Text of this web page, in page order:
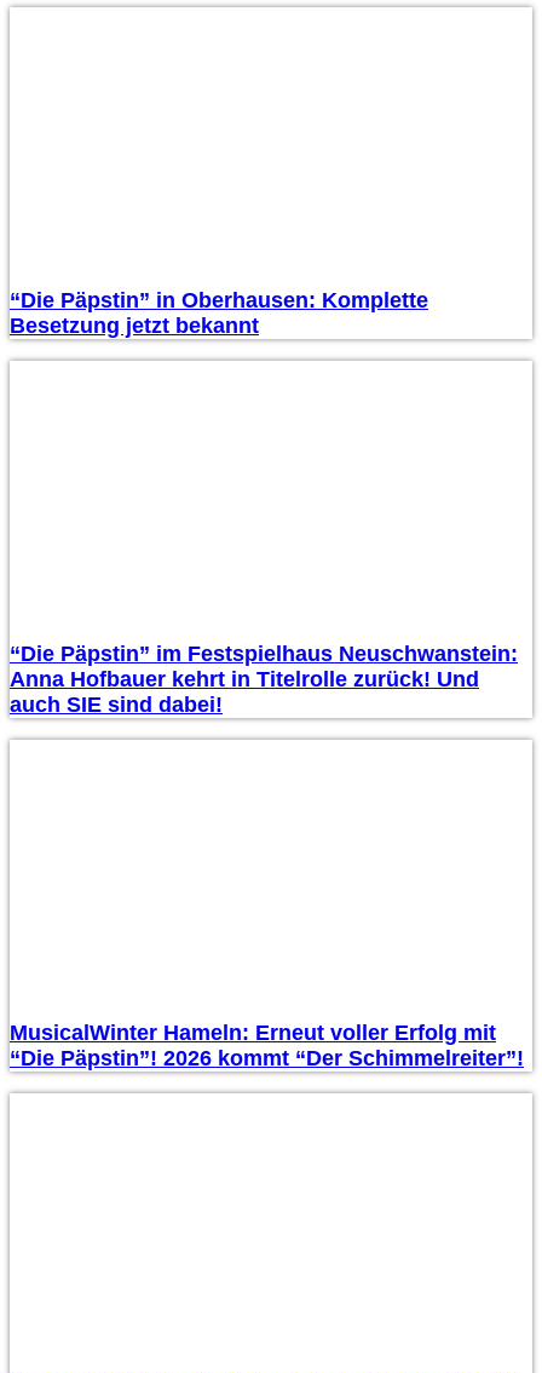
“Die Päpstin” in Oberhausen: Komplette
Besetzung jetzt bekannt
“Die Päpstin” im Festspielhaus Neuschwanstein:
Anna Hofbauer kehrt in Titelrolle zurück! Und
auch SIE sind dabei!
MusicalWinter Hameln: Erneut voller Erfolg mit
“Die Päpstin”! 2026 kommt “Der Schimmelreiter”!